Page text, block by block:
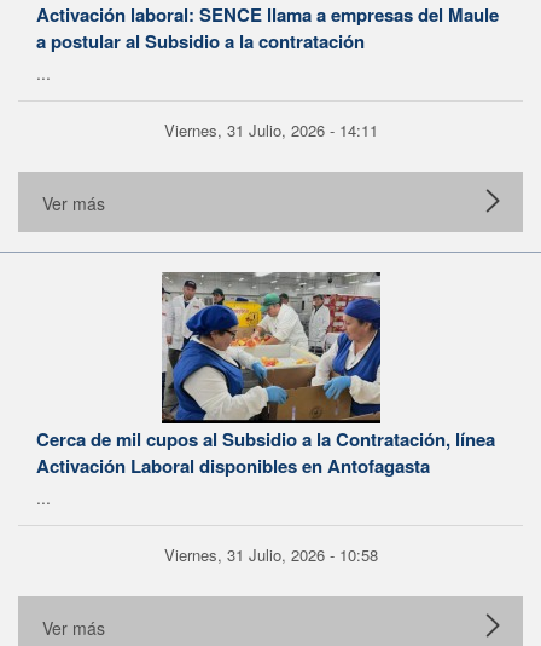
Activación laboral: SENCE llama a empresas del Maule
a postular al Subsidio a la contratación
...
Viernes, 31 Julio, 2026 - 14:11
Ver más
Cerca de mil cupos al Subsidio a la Contratación, línea
Activación Laboral disponibles en Antofagasta
...
Viernes, 31 Julio, 2026 - 10:58
Ver más